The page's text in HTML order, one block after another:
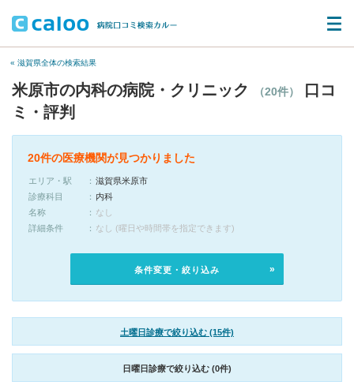
« 滋賀県全体の検索結果
米原市の内科の病院・クリニック （20件）
口コ
ミ・評判
20件の医療機関が見つかりました
エリア・駅
滋賀県米原市
診療科目
内科
名称
なし
詳細条件
なし (曜日や時間帯を指定できます)
条件変更・絞り込み
土曜日診療で絞り込む (15件)
日曜日診療で絞り込む (0件)